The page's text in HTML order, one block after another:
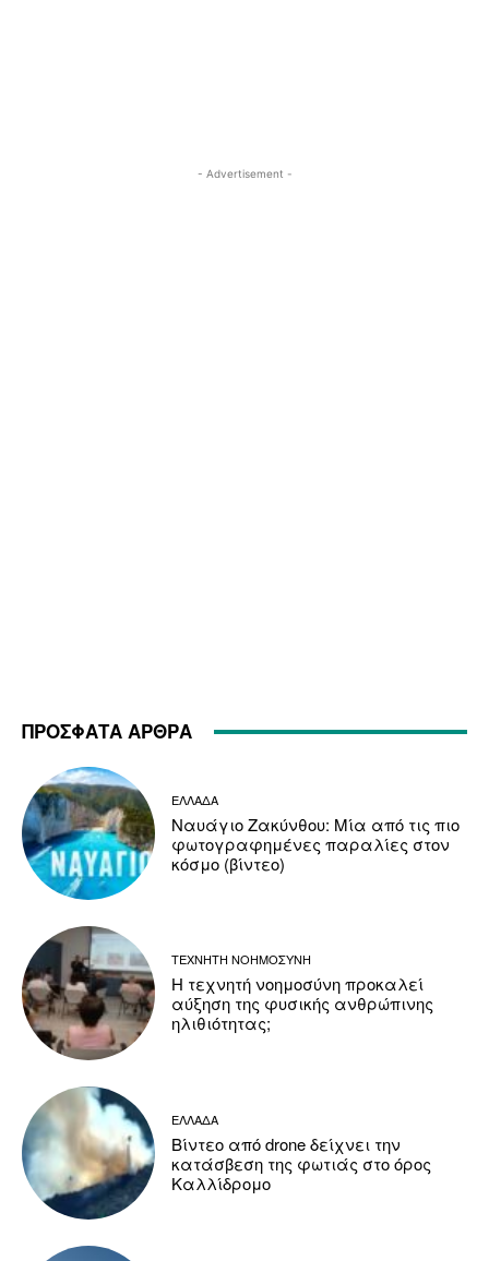
- Advertisement -
ΠΡΟΣΦΑΤΑ ΑΡΘΡΑ
ΕΛΛΑΔΑ
Ναυάγιο Ζακύνθου: Μία από τις πιο
φωτογραφημένες παραλίες στον
κόσμο (βίντεο)
ΤΕΧΝΗΤΗ ΝΟΗΜΟΣΥΝΗ
Η τεχνητή νοημοσύνη προκαλεί
αύξηση της φυσικής ανθρώπινης
ηλιθιότητας;
ΕΛΛΑΔΑ
Βίντεο από drone δείχνει την
κατάσβεση της φωτιάς στο όρος
Καλλίδρομο